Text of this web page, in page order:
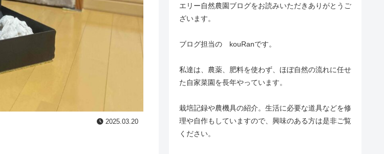
2025.03.20
エリー自然農園ブログをお読みいただきありがとうご
ざいます。
ブログ担当の kouRanです。
私達は、農薬、肥料を使わず、ほぼ自然の流れに任せ
た自家菜園を長年やっています。
栽培記録や農機具の紹介。生活に必要な道具などを修
理や自作もしていますので、興味のある方は是非ご覧
ください。